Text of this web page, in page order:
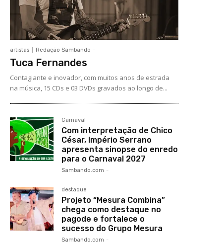
artistas Redação Sambando -
Tuca Fernandes
Contagiante e inovador, com muitos anos de estrada
na música, 15 CDs e 03 DVDs gravados ao longo de...
Carnaval
Com interpretação de Chico
César, Império Serrano
apresenta sinopse do enredo
para o Carnaval 2027
Sambando.com -
destaque
Projeto “Mesura Combina”
chega como destaque no
pagode e fortalece o
sucesso do Grupo Mesura
Sambando.com -